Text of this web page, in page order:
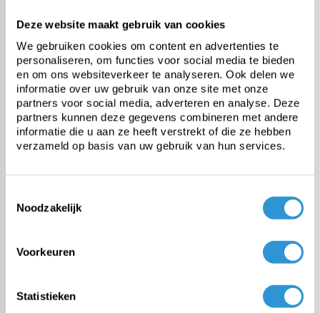
Deze website maakt gebruik van cookies
We gebruiken cookies om content en advertenties te
personaliseren, om functies voor social media te bieden
en om ons websiteverkeer te analyseren. Ook delen we
informatie over uw gebruik van onze site met onze
partners voor social media, adverteren en analyse. Deze
partners kunnen deze gegevens combineren met andere
informatie die u aan ze heeft verstrekt of die ze hebben
verzameld op basis van uw gebruik van hun services.
Noodzakelijk
Voorkeuren
Statistieken
het adres van familie, vrienden of buren, waarvan u zeker
bent dat ze thuis zijn.
Informeer in dit geval de betreffende persoon natuurlijk wel
van te voren.
Afhalen aan de zeilmakerij
U bent natuurlijk ook welkom om af te komen halen aan de
dekzeilmakerij in de Haïfastraat 1, te Antwerpen.
De openingsuren zijn ma-vr van 8.00-16.30u.
De Dekzeilenshop besteedt de grootst mogelijke zorg aan
zin is gegaan. U kunt dit aan ons melden via
support@dekzeilenshop.nl
Retourneren
Uiteraard is het mogelijk om bestelde artikelen te
bestelling zonder opgave van reden, zie ook Artikel 9.2 van
deAlgemene Voorwaarden